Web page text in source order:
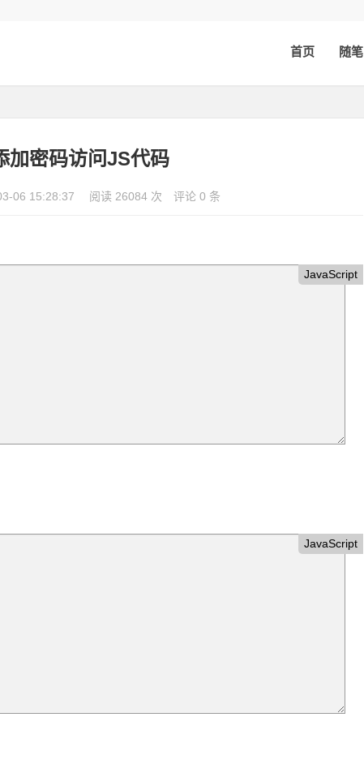
首页 随笔
加密码访问JS代码
06 15:28:37 阅读 26084 次 评论 0 条
JavaScript
JavaScript